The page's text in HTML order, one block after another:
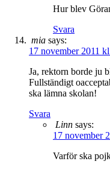
Hur blev
Svara
mia says:
17 november 2011
Ja, rektorn borde ju
Fullständigt
ska lämna skolan!
Svara
Linn says:
17 november
Varför ska